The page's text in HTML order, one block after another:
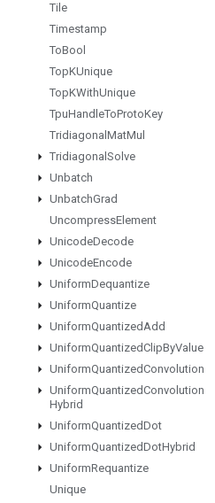
Tile
Timestamp
ToBool
TopKUnique
TopKWithUnique
TpuHandleToProtoKey
Tridiagonal MatMul
Tridiagonal Solve
Unbatch
UnbatchGrad
UncompressElement
UnicodeDecode
UnicodeEncode
UniformDequantize
UniformQuantize
UniformQuantizedAdd
UniformQuantizedClipByValue
UniformQuantizedConvolution
UniformQuantizedConvolution
Hybrid
UniformQuantizedDot
UniformQuantizedDotHybrid
UniformRequantize
Unique